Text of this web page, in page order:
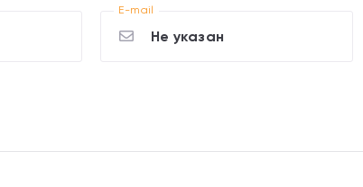
E-mail
Не указан